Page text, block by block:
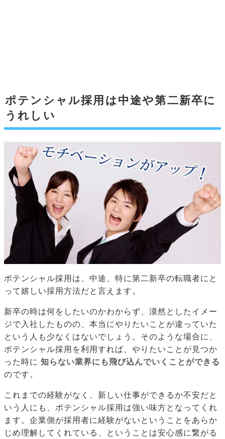
ポテンシャル採用は中途や第二新卒に
うれしい
ポテンシャル採用は、中途、特に第二新卒の転職者にと
って嬉しい採用方法だと言えます。
新卒の時は何をしたいのかわからず、漠然としたイメー
ジで入社したものの、本当にやりたいことが違っていた
という人も少なくはないでしょう。そのような場合に、
ポテンシャル採用を利用すれば、やりたいことが見つか
った時に 知らない業界にも飛び込んでいくことができる
のです。
これまでの経験がなく、新しい仕事ができるか不安だと
いう人にも、ポテンシャル採用は強い味方となってくれ
ます。企業側が採用者に経験がないということをあらか
じめ理解してくれている、ということは安心感に繋がる